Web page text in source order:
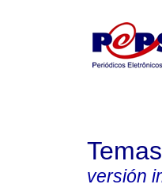
versión